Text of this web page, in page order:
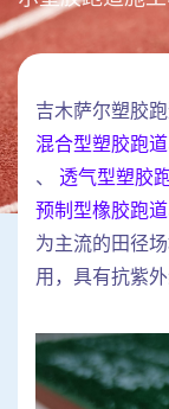
吉木萨尔塑胶
混合型塑胶跑道
、 透气型塑胶
预制型橡胶跑道
为主流的田径
用，具有抗紫